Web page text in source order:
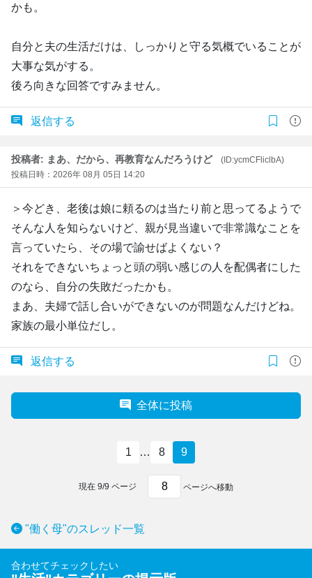
かも。
自分と夫の生活だけは、しっかりと守る気概でいることが
大事な気がする。
後ろ向きな回答ですみません。
返信する
投稿者: まあ、だから、再教育なんだろうけど
(ID:ycmCFliclbA)
投稿日時：2026年 08月 05日 14:20
＞今どき、老後は娘に頼るのは当たり前と思ってるようで
そんな人を知らないけど、親が見当違いで非常識なことを
言っていたら、その場で諭せばよくない？
それをできないちょっと頭の弱い感じの人を配偶者にした
のなら、自分の失敗だったかも。
まあ、夫婦で話し合いができないのが問題なんだけどね。
家族の最小単位だし。
返信する
全体に投稿
1 … 8 9
現在 9/9 ページ ページへ移動
"働く母"のスレッド一覧
合わせてチェックしたい